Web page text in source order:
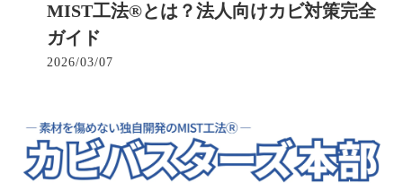
MIST工法®とは？法人向けカビ対策完全
ガイド
2026/03/07